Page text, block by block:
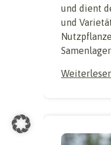
und dient
und